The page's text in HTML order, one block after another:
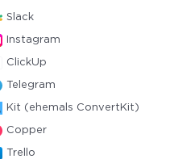
Slack
Instagram
ClickUp
Telegram
Kit (ehemals ConvertKit)
Copper
Trello